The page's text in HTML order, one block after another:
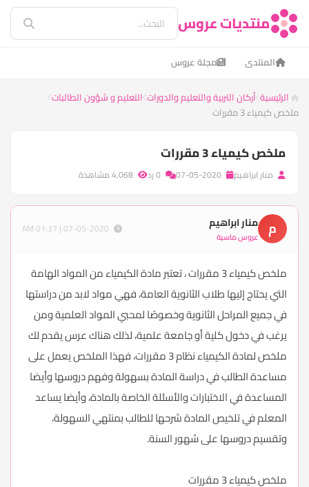
منتديات عروس
المنتدى مجلة عروس
الرئيسية أركان التربية والتعليم والدورات التعليم و شؤون الطالبات
ملخص كيمياء 3 مقررات
ملخص كيمياء 3 مقررات
منار ابراهيم
م منار ابراهيم
عروس ماسية
ملخص كيمياء 3 مقررات ، تعتبر مادة الكيمياء من المواد الهامة
التي يحتاج إليها طلاب الثانوية العامة، فهي مواد لابد من دراستها
في جميع المراحل الثانوية وخصوصًا لمحبي المواد العلمية ومن
يرغب في دخول كلية أو جامعة علمية، لذلك هناك عرس يقدم لك
ملخص لمادة الكيمياء نظام 3 مقررات، فهذا الملخص يعمل على
مساعدة الطالب في دراسة المادة بسهولة وفهم دروسها وأيضا
المساعدة في الاختبارات والأسئلة الخاصة بالمادة، وأيضا يساعد
المعلم في تلخيص المادة شرحها للطالب بمنتهي السهولة،
وتقسيم دروسها على شهور السنة.
ملخص كيمياء 3 مقررات